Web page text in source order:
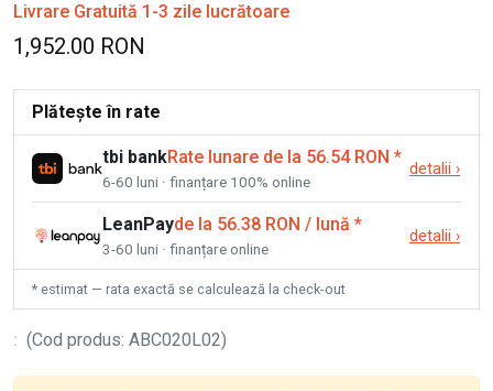
Livrare Gratuită 1-3 zile lucrătoare
1,952.00 RON
Plătește în rate
tbi bankRate lunare de la 56.54 RON *
6-60 luni · finanțare 100% online
detalii ›
LeanPayde la 56.38 RON / lună *
3-60 luni · finanțare online
detalii ›
* estimat — rata exactă se calculează la check-out
: (Cod produs: ABC020L02)